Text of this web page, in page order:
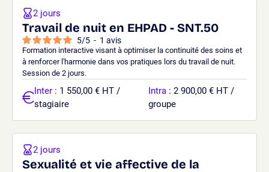
Travail de nuit en EHPAD - SNT.50
5/5 - 1 avis
Formation interactive visant à optimiser la continuité des soins et
à renforcer l'harmonie dans vos pratiques lors du travail de nuit.
Session de 2 jours.
2 jours
Inter : 1 550,00 € HT /
stagiaire
Intra : 2 900,00 € HT /
groupe
Sexualité et vie affective de la
2 jours